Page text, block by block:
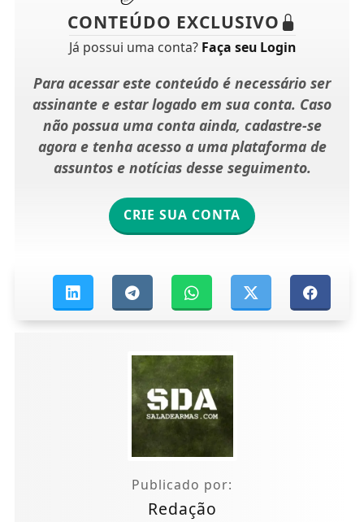
CONTEÚDO EXCLUSIVO
Já possui uma conta? Faça seu Login
Para acessar este conteúdo é necessário ser
assinante e estar logado em sua conta. Caso
não possua uma conta ainda, cadastre-se
agora e tenha acesso a uma plataforma de
assuntos e notícias desse seguimento.
CRIE SUA CONTA
Publicado por:
Redação